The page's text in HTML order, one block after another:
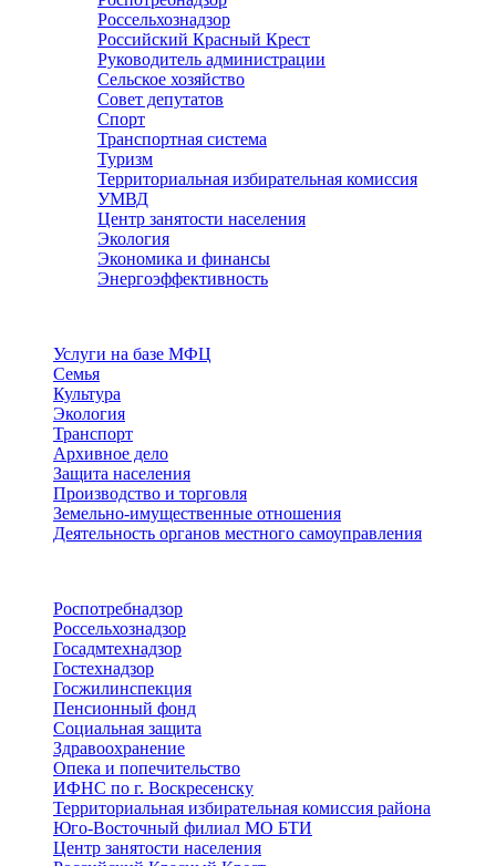
Россельхознадзор
Российский Красный Крест
Руководитель администрации
Сельское хозяйство
Совет депутатов
Спорт
Транспортная система
Туризм
Территориальная избирательная комиссия
УМВД
Центр занятости населения
Экология
Экономика и финансы
Энергоэффективность
Услуги на базе МФЦ
Семья
Культура
Экология
Транспорт
Архивное дело
Защита населения
Производство и торговля
Земельно-имущественные отношения
Деятельность органов местного самоуправления
Роспотребнадзор
Россельхознадзор
Госадмтехнадзор
Гостехнадзор
Госжилинспекция
Пенсионный фонд
Социальная защита
Здравоохранение
Опека и попечительство
ИФНС по г. Воскресенску
Территориальная избирательная комиссия района
Юго-Восточный филиал МО БТИ
Центр занятости населения